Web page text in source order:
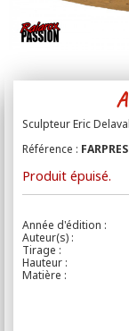
Sculpteur Eric Delaval
Référence :
Produit épuisé.
Année d'édition :
Auteur(s) :
Tirage :
Hauteur :
Matière :